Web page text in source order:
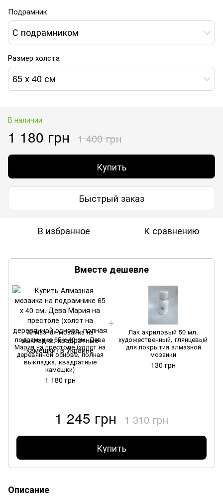
Подрамник
С подрамником
Размер холста
65 х 40 см
В наличии
1 180 грн 1 400 грн
Купить
Быстрый заказ
В избранное К сравнению
Вместе дешевле
Алмазная мозаика на
подрамнике 65 х 40 см. Дева
Мария на престоле (холст на
деревянной основе, полная
выкладка, квадратные
камешки)
1 180 грн
Лак акриловый 50 мл,
художественный, глянцевый
для покрытия алмазной
мозаики
130 грн
1 245 грн 1 310 грн
Купить
Описание